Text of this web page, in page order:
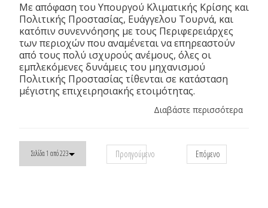
Με απόφαση του Υπουργού Κλιματικής Κρίσης και
Πολιτικής Προστασίας, Ευάγγελου Τουρνά, και
κατόπιν συνεννόησης με τους Περιφερειάρχες
των περιοχών που αναμένεται να επηρεαστούν
από τους πολύ ισχυρούς ανέμους, όλες οι
εμπλεκόμενες δυνάμεις του μηχανισμού
Πολιτικής Προστασίας τίθενται σε κατάσταση
μέγιστης επιχειρησιακής ετοιμότητας.
Διαβάστε περισσότερα
Σελίδα 1 από 223 Προηγούμενο Επόμενο